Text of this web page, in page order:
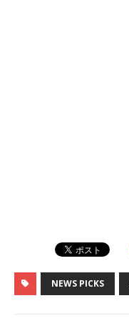
NEWS PICKS